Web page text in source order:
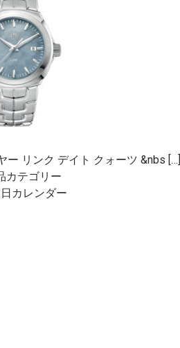
ー リンク デイト クォーツ &nbs […]
カテゴリー
カレンダー